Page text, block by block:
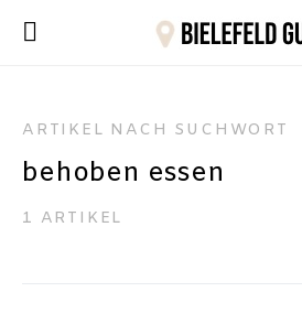
ARTIKEL NACH SUCHWORT
behoben essen
1 ARTIKEL